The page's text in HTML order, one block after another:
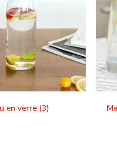
en verre (3)